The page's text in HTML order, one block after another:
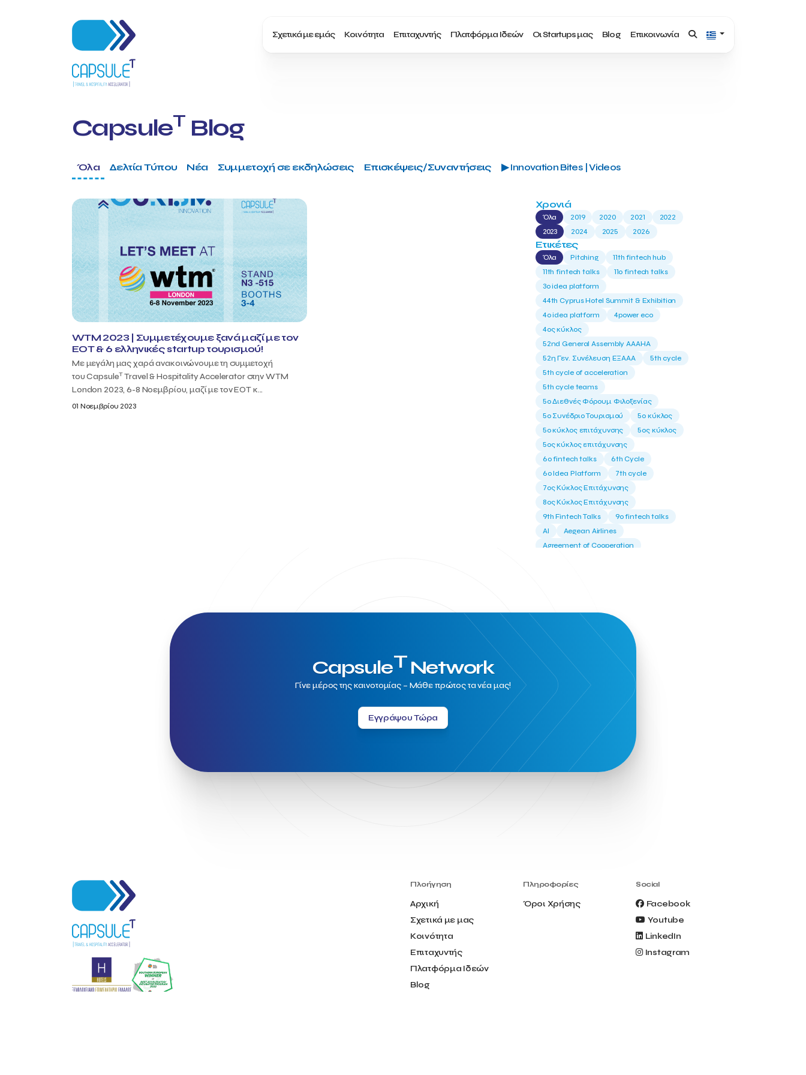
Σχετικά με εμάς Κοινότητα Επιταχυντής Πλατφόρμα Ιδεών Οι Startups μας Blog Επικοινωνία
CapsuleT Blog
Όλα Δελτία Τύπου Νέα Συμμετοχή σε εκδηλώσεις Επισκέψεις/Συναντήσεις ▶ Innovation Bites | Videos
WTM 2023 | Συμμετέχουμε ξανά μαζί με τον
ΕΟΤ & 6 ελληνικές startup τουρισμού!
Με μεγάλη μας χαρά ανακοινώνουμε τη συμμετοχή
του CapsuleTTravel & Hospitality Accelerator στην WTM
London 2023, 6-8 Νοεμβρίου, μαζί με τον ΕΟΤ κ...
01 Νοεμβρίου 2023
Χρονιά
Όλα 2019 2020 2021
2022
2023
2024 2025 2026
Ετικέτες
Όλα Pitching
11th fintech hub
11th fintech talks
11ο fintech talks
3o idea platform
44th Cyprus Hotel Summit & Exhibition
4o idea platform
4power eco
4ος κύκλος
52nd General Assembly AAAHA
52η Γεν. Συνέλευση ΕΞΑΑΑ
5th cycle
5th cycle of acceleration
5th cycle teams
5ο Διεθνές Φόρουμ Φιλοξενίας
5ο Συνέδριο Τουρισμού
5ο κύκλος
5ο κύκλος επιτάχυνσης
5ος κύκλος
5ος κύκλος επιτάχυνσης
6o fintech talks
6th Cycle
6ο Idea Platform
7th cycle
7ος Κύκλος Επιτάχυνσης
8ος Κύκλος Επιτάχυνσης
9th Fintech Talks
9ο fintech talks
AI
Aegean Airlines
Agreement of Cooperation
Amirandes Grecotel Boutique Resort
Angela Gerekou
Applications
Archimedes Center
Artificial Intelligence
Athens News Agency
Athens University of Economics &
Business
Best accelerator
Best incubator
Bizrupt
Booths 34-35
Borrn
Boutique Hotel
Cactus Royal Spa & Resort Hotel.
Campsaround
Canaves Oia Suites
Creta Maris
Creta Palm
Culture
Deliverback
CapsuleTNetwork
Γίνε μέρος της καινοτομίας – Μάθε πρώτος τα νέα μας!
Εγγράψου Τώρα
Πλοήγηση
Αρχική
Σχετικά με μας
Κοινότητα
Επιταχυντής
Πλατφόρμα Ιδεών
Blog
Πληροφορίες
Όροι Χρήσης
Social
Facebook
Youtube
LinkedIn
Instagram